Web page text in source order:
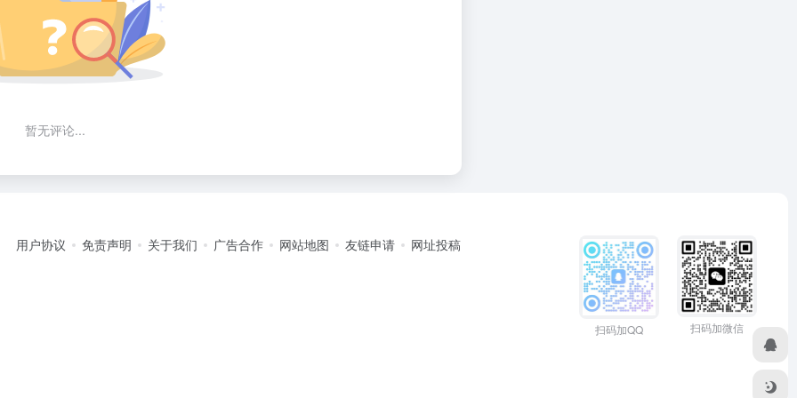
暂无评论...
用户协议 免责声明 关于我们 广告合作 网站地图 友链申请 网址投稿
扫码加QQ 扫码加微信